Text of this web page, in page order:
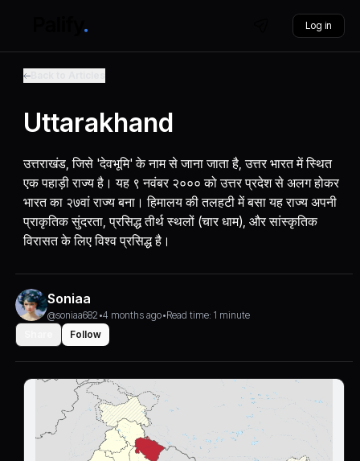
Log in
Uttarakhand
उत्तराखंड, जिसे 'देवभूमि' के नाम से जाना जाता है, उत्तर भारत में स्थित
एक पहाड़ी राज्य है। यह ९ नवंबर २००० को उत्तर प्रदेश से अलग होकर
भारत का २७वां राज्य बना। हिमालय की तलहटी में बसा यह राज्य अपनी
प्राकृतिक सुंदरता, प्रसिद्ध तीर्थ स्थलों (चार धाम), और सांस्कृतिक
विरासत के लिए विश्व प्रसिद्ध है।
Soniaa
@soniaa682 •4 months ago•Read time: 1 minute
Follow